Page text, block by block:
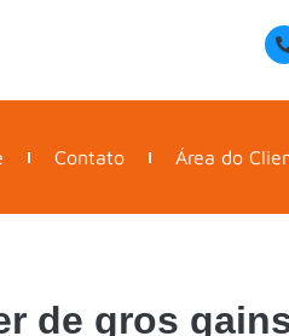
Contato Área do
de gros